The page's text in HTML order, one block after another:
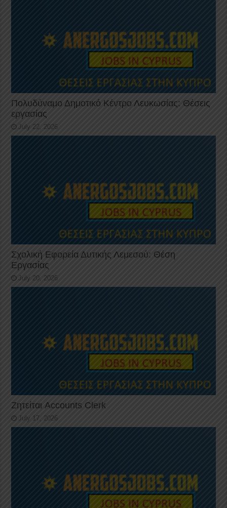
Πολυδύναμο Δημοτικό Κέντρο Λευκωσίας: Θέσεις
εργασίας
July 22, 2026
Σχολική Εφορεία Δυτικής Λεμεσού: Θέση
Εργασίας
July 20, 2026
Ζητείται Accounts Clerk
July 17, 2026